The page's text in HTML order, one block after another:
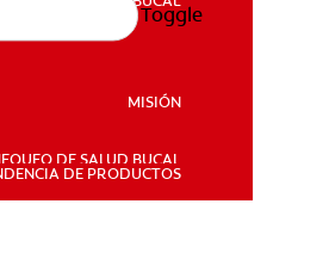
SALUD BUCAL
MISIÓN
DE SALUD BUCAL
DE PRODUCTOS
Toggle